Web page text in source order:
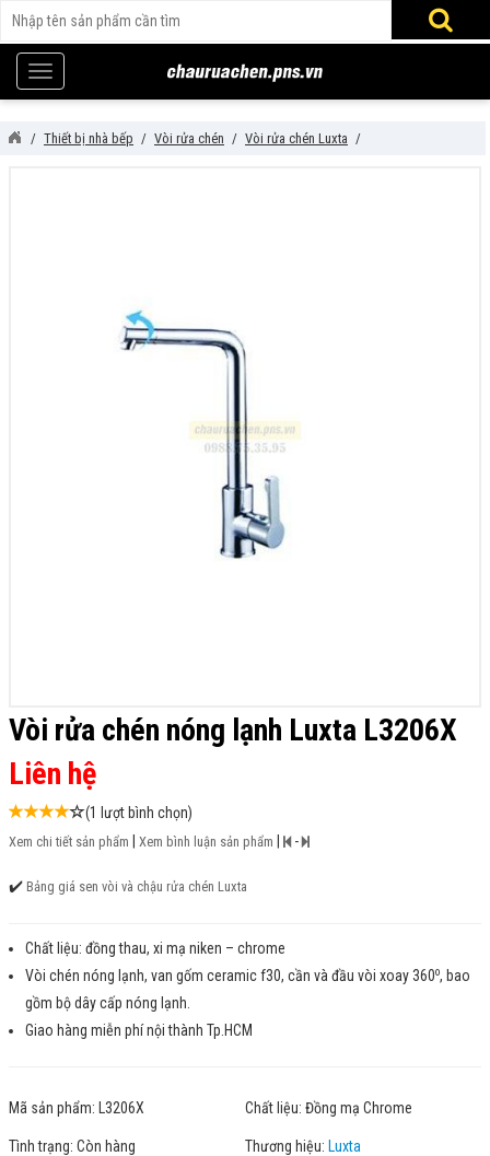
Thiết bị nhà bếp Vòi rửa chén Vòi rửa chén Luxta
Vòi rửa chén nóng lạnh Luxta L3206X
Liên hệ
(1 lượt bình chọn)
Xem chi tiết sản phẩm Xem bình luận sản phẩm -
✔️ Bảng giá sen vòi và chậu rửa chén Luxta
Chất liệu: đồng thau, xi mạ niken – chrome
Vòi chén nóng lạnh, van gốm ceramic f30, cần và đầu vòi xoay 360o, bao
gồm bộ dây cấp nóng lạnh.
Giao hàng miễn phí nội thành Tp.HCM
Mã sản phẩm: L3206X Chất liệu: Đồng mạ Chrome
Tình trạng: Còn hàng Thương hiệu: Luxta